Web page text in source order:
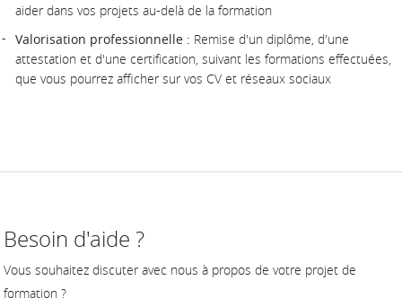
aider dans vos projets au-delà de la formation
Valorisation professionnelle : Remise d'un diplôme, d'une
attestation et d'une certification, suivant les formations effectuées,
que vous pourrez afficher sur vos CV et réseaux sociaux
Besoin d'aide ?
Vous souhaitez discuter avec nous à propos de votre projet de
formation ?